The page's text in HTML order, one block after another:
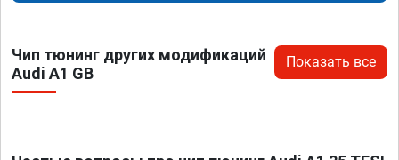
Чип тюнинг других модификаций
Audi A1 GB
Показать все